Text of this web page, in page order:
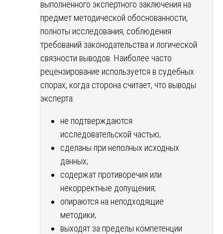
выполненного экспертного заключения на
предмет методической обоснованности,
полноты исследования, соблюдения
требований законодательства и логической
связности выводов. Наиболее часто
рецензирование используется в судебных
спорах, когда сторона считает, что выводы
эксперта:
не подтверждаются
исследовательской частью;
сделаны при неполных исходных
данных;
содержат противоречия или
некорректные допущения;
опираются на неподходящие
методики;
выходят за пределы компетенции